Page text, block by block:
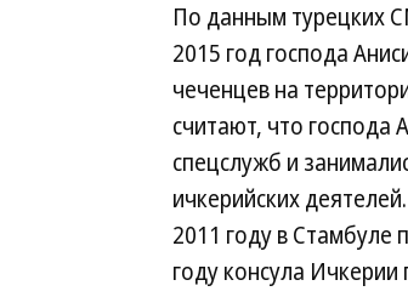
По данным турецких
2015 год господа
чеченцев на
считают, что господа
спецслужб и
ичкерийских
2011 году в Стамбуле
году консула